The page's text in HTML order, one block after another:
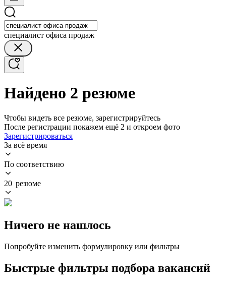
специалист офиса продаж
Найдено 2 резюме
Чтобы видеть все резюме, зарегистрируйтесь
После регистрации покажем ещё 2 и откроем фото
Зарегистрироваться
За всё время
По соответствию
20 резюме
Ничего не нашлось
Попробуйте изменить формулировку или фильтры
Быстрые фильтры подбора вакансий